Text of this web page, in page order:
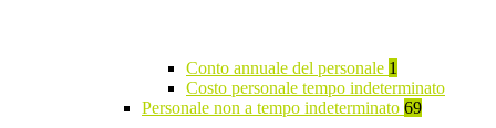
Conto annuale del personale 1
Costo personale tempo indeterminato
Personale non a tempo indeterminato 69